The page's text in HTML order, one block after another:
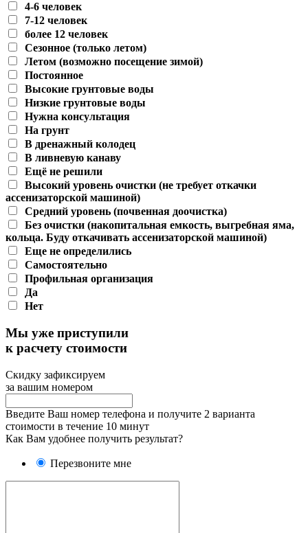
4-6 человек
7-12 человек
более 12 человек
Сезонное (только летом)
Летом (возможно посещение зимой)
Постоянное
Высокие грунтовые воды
Низкие грунтовые воды
Нужна консультация
На грунт
В дренажный колодец
В ливневую канаву
Ещё не решили
Высокий уровень очистки (не требует откачки
ассенизаторской машиной)
Средний уровень (почвенная доочистка)
Без очистки (накопитальная емкость, выгребная яма,
кольца. Буду откачивать ассенизаторской машиной)
Еще не определились
Самостоятельно
Профильная организация
Да
Нет
Мы уже приступили
к расчету стоимости
Скидку зафиксируем
за вашим номером
Введите Ваш номер телефона и получите 2 варианта
стоимости в течение 10 минут
Как Вам удобнее получить результат?
Перезвоните мне